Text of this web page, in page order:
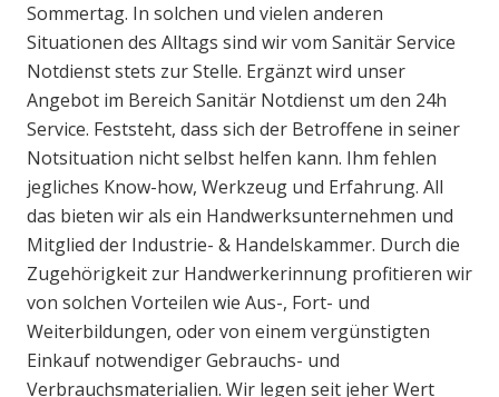
Sommertag. In solchen und vielen anderen
Situationen des Alltags sind wir vom Sanitär Service
Notdienst stets zur Stelle. Ergänzt wird unser
Angebot im Bereich Sanitär Notdienst um den 24h
Service. Feststeht, dass sich der Betroffene in seiner
Notsituation nicht selbst helfen kann. Ihm fehlen
jegliches Know-how, Werkzeug und Erfahrung. All
das bieten wir als ein Handwerksunternehmen und
Mitglied der Industrie- & Handelskammer. Durch die
Zugehörigkeit zur Handwerkerinnung profitieren wir
von solchen Vorteilen wie Aus-, Fort- und
Weiterbildungen, oder von einem vergünstigten
Einkauf notwendiger Gebrauchs- und
Verbrauchsmaterialien. Wir legen seit jeher Wert